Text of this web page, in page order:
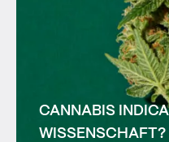
CANNABIS
WISSENSCHAFT?